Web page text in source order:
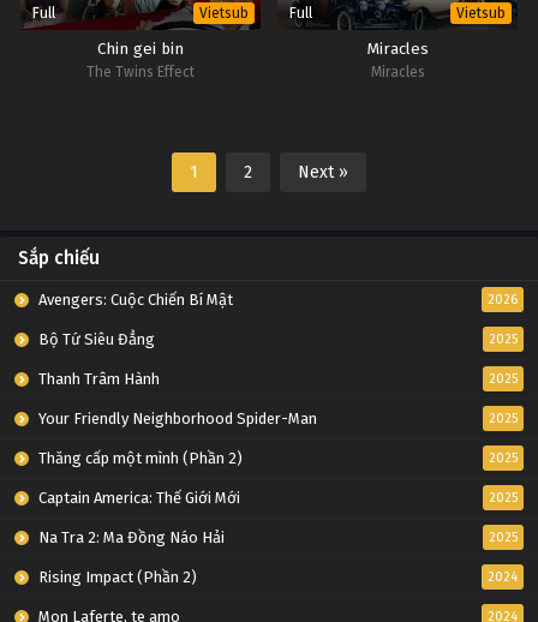
Full Vietsub
Chin gei bin
The Twins Effect
Full Vietsub
Miracles
Miracles
1 2 Next »
Sắp chiếu
Avengers: Cuộc Chiến Bí Mật 2026
Bộ Tứ Siêu Đẳng 2025
Thanh Trâm Hành 2025
Your Friendly Neighborhood Spider-Man 2025
Thăng cấp một mình (Phần 2) 2025
Captain America: Thế Giới Mới 2025
Na Tra 2: Ma Đồng Náo Hải 2025
Rising Impact (Phần 2) 2024
Mon Laferte, te amo 2024